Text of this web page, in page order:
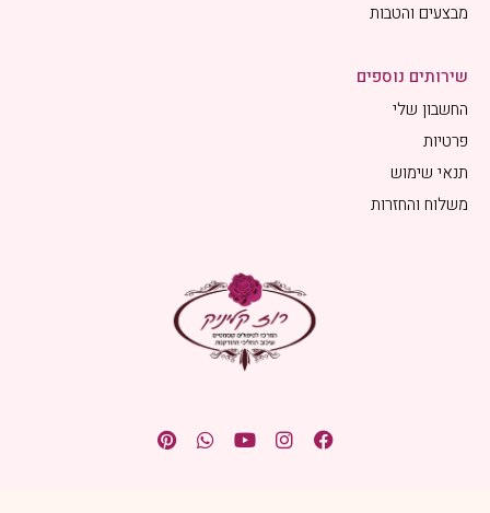
מבצעים והטבות
שירותים נוספים
החשבון שלי
פרטיות
תנאי שימוש
משלוח והחזרות